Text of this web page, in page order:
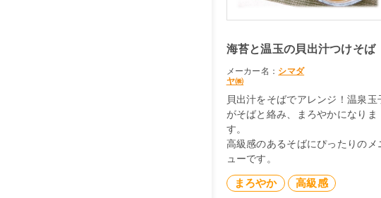
海苔と温玉の貝出汁つけそば
メーカー名： シマダ
ヤ㈱
貝出汁をそばでアレンジ！温泉玉
がそばと絡み、まろやかになりま
す。
高級感のあるそばにぴったりのメ
ューです。
まろやか 高級感